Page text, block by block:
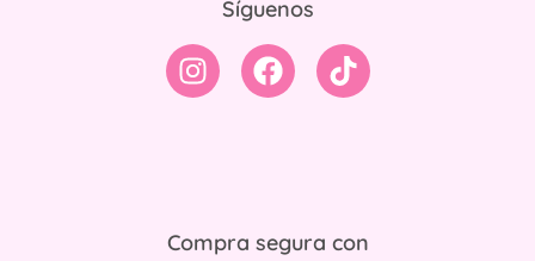
Síguenos
Compra segura con